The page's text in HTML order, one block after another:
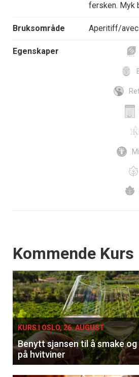
fersken. Myk
Bruksområde Aperitiff/avec
Egenskaper
Events
Kommende Kurs
KURS I OSLO, 26. AUGUST
Benytt sjansen til å smake
på hvitviner